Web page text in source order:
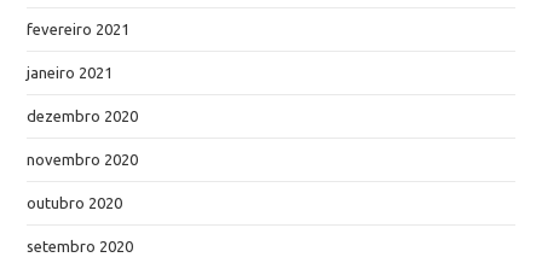
fevereiro 2021
janeiro 2021
dezembro 2020
novembro 2020
outubro 2020
setembro 2020